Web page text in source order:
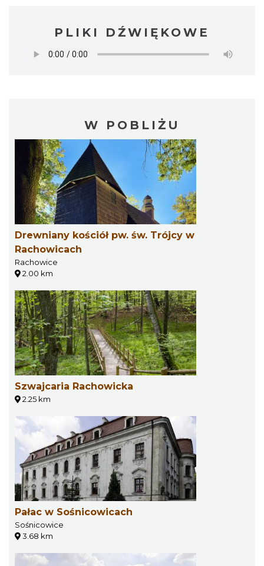
PLIKI DŹWIĘKOWE
W POBLIŻU
Drewniany kościół pw. św. Trójcy w
Rachowicach
Rachowice
2.00 km
Szwajcaria Rachowicka
2.25 km
Pałac w Sośnicowicach
Sośnicowice
3.68 km